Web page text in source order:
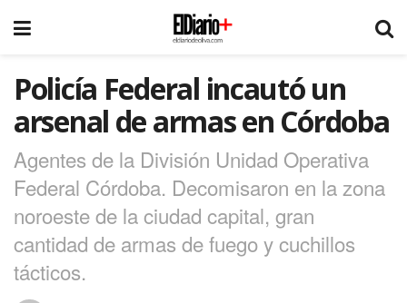
Policía Federal incautó un
arsenal de armas en Córdoba
Agentes de la División Unidad Operativa
Federal Córdoba. Decomisaron en la zona
noroeste de la ciudad capital, gran
cantidad de armas de fuego y cuchillos
tácticos.